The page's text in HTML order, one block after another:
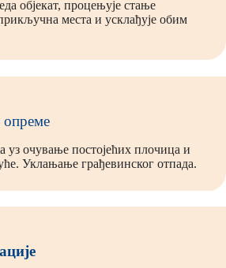
објекат, процењује стање
места и усклађује обим
опреме
очување постојећих плочица и
Уклањање грађевинског отпада.